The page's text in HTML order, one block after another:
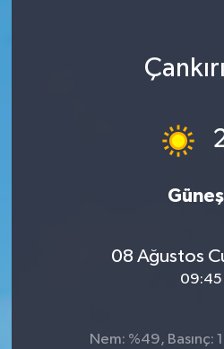
Çankırı
08 Ağustos
09:45
Nem: %49, Basınç: